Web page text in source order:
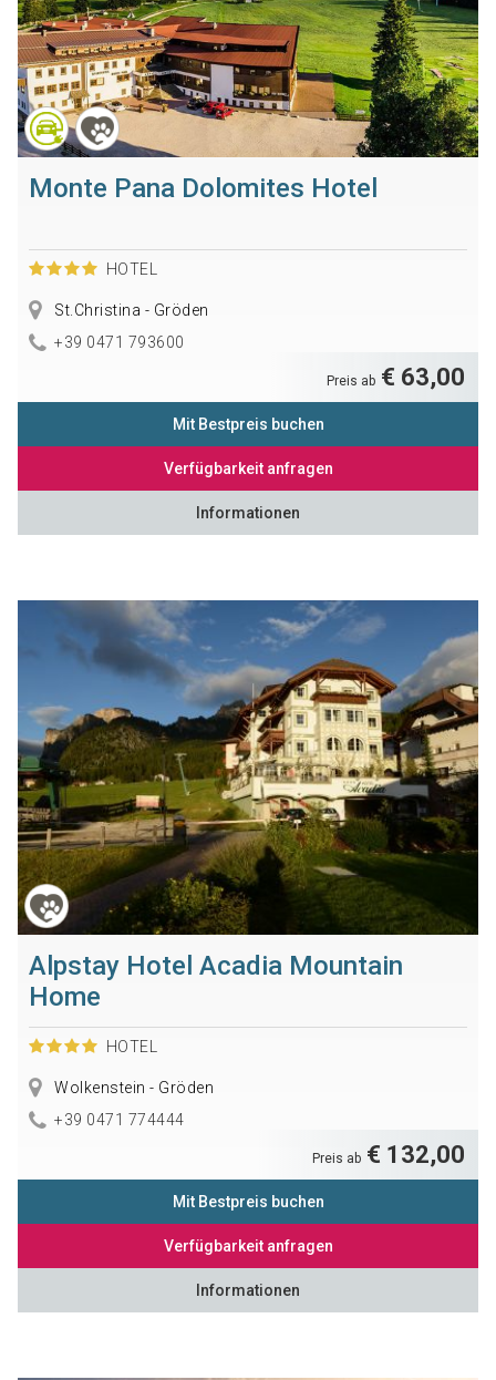
Monte Pana Dolomites Hotel
HOTEL
St.Christina - Gröden
+39 0471 793600
Preis ab € 63,00
Mit Bestpreis buchen
Verfügbarkeit anfragen
Informationen
Alpstay Hotel Acadia Mountain
Home
HOTEL
Wolkenstein - Gröden
+39 0471 774444
Preis ab € 132,00
Mit Bestpreis buchen
Verfügbarkeit anfragen
Informationen